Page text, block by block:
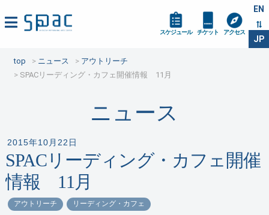
EN
JP
スケジュール チケット アクセス
top ニュース
アウトリーチ
SPACリーディング・カフェ開催情報 11月
ニュース
2015年10月22日
SPACリーディング・カフェ開催
情報 11月
アウトリーチ リーディング・カフェ